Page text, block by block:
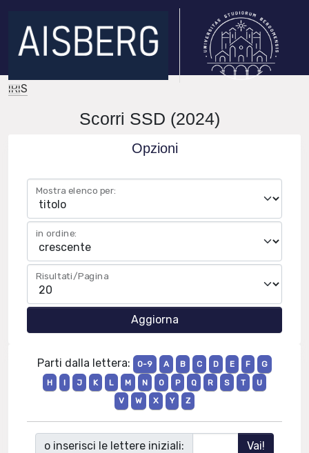
IRIS
Scorri SSD (2024)
Opzioni
Mostra elenco per:
in ordine:
Risultati/Pagina
Parti dalla lettera: 0-9 A B C D E F
G
H
I J K L M N O P Q R S T
U
V
W X Y Z
o inserisci le lettere iniziali: